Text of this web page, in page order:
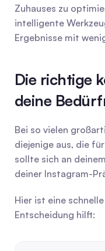
Zuhauses zu
intelligente
Ergebnisse mit
Die richtige
deine
Bei so vielen
diejenige aus, die
sollte sich an
deiner Instagram-
Hier ist eine
Entscheidung hilft: